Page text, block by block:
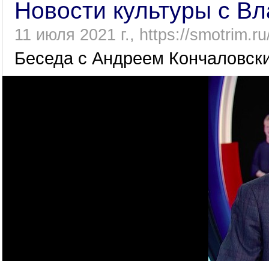
Новости культуры с
11 июля 2021 г., https://
Беседа с Андреем